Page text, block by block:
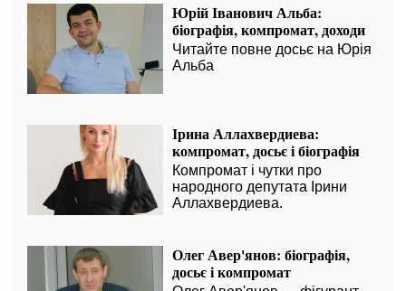
Юрій Іванович Альба:
біографія, компромат, доходи
Читайте повне досьє на Юрія
Альба
Ірина Аллахвердиева:
компромат, досьє і біографія
Компромат і чутки про
народного депутата Ірини
Аллахвердиева.
Олег Авер'янов: біографія,
досьє і компромат